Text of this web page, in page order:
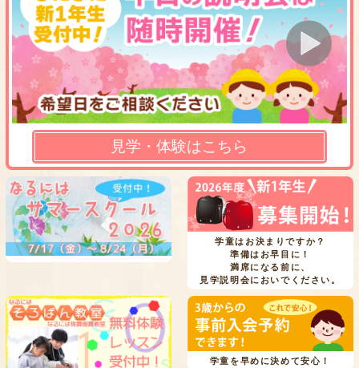
見学・体験はこちら
学童はお決まりですか？
準備はお早目に！
満席になる前に、
見学説明会においでください。
学童を早めに決めて安心！